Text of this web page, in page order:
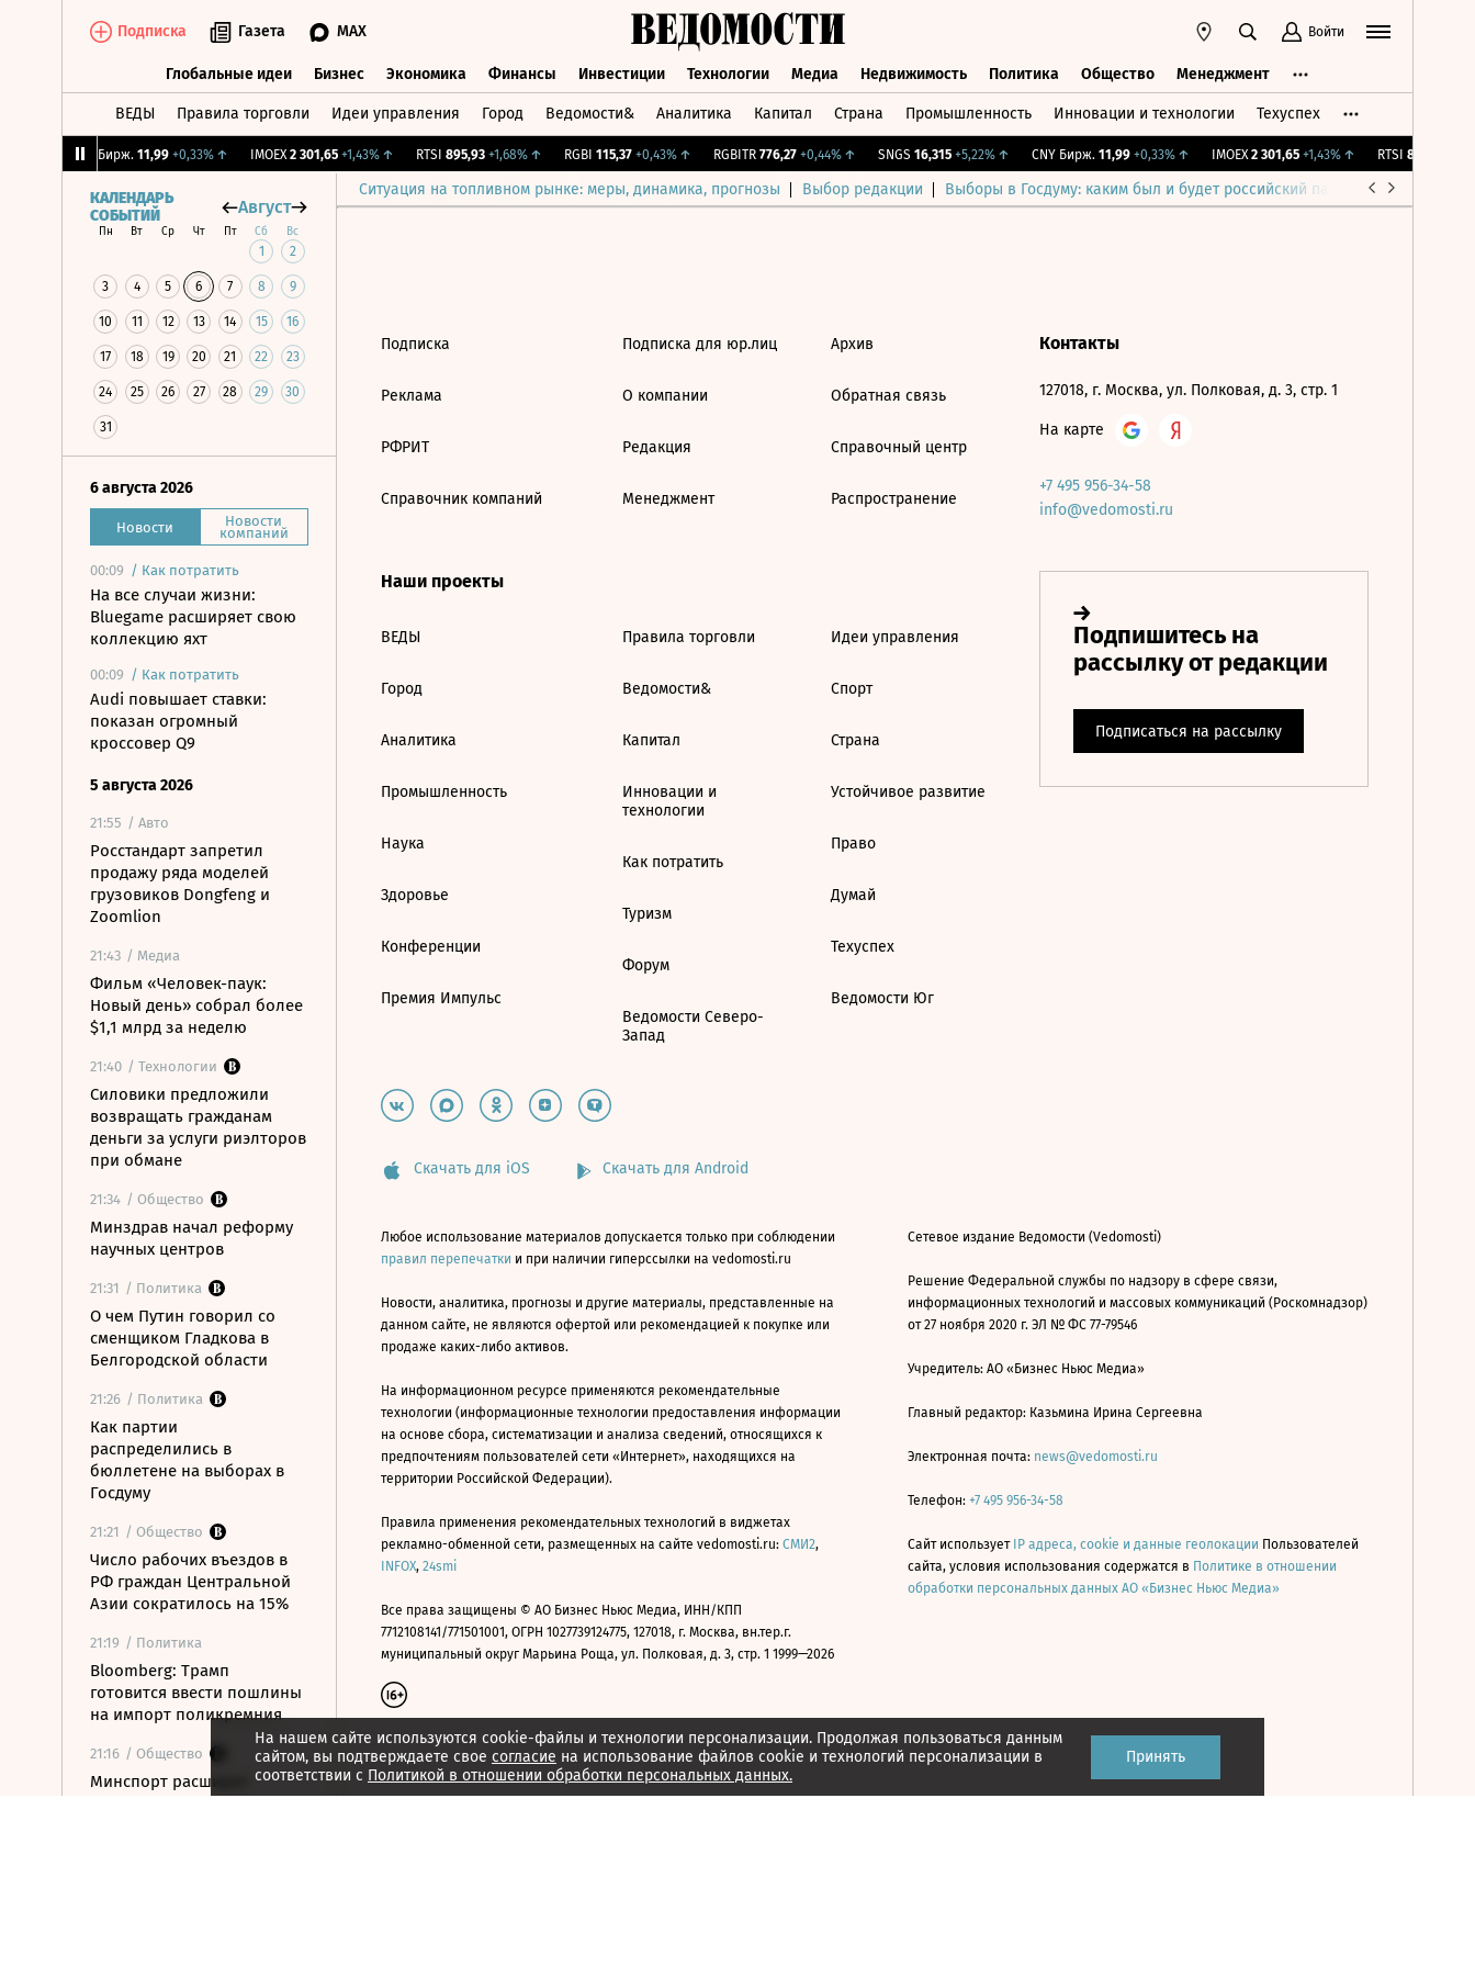
Подписка Газета MAX Войти
Глобальные идеи Бизнес Экономика Финансы Инвестиции Технологии Медиа Недвижимость Политика Общество Менеджмент
ВЕДЫ Правила торговли Идеи управления Город Ведомости& Аналитика Капитал Страна Промышленность Инновации и технологии Техуспех
CNY Бирж. 11,99 +0,33%↑ IMOEX 2 301,65 +1,43%↑ RTSI 895,93 +1,68%↑ RGBI 115,37 +0,43%↑ RGBITR 776,27 +0,44%↑ SNGS 16,315 +5,22%↑ CNY Бирж. 11,99 +0,33%↑ IMOEX 2 301,65 +1,43%↑ RTSI 895,93
Ситуация на топливном рынке: меры, динамика, прогнозы Выбор редакции Выборы в Госдуму: каким был и будет российский парламент
КАЛЕНДАРЬ
СОБЫТИЙ
Август
Пн Вт Ср Чт Пт Сб Вс
1 2
3 4 5 6 7 8 9
10 11 12 13 14 15 16
17 18 19 20 21 22 23
24 25 26 27 28 29 30
31
6 августа 2026
Новости Новости
компаний
00:09 / Как потратить
На все случаи жизни:
Bluegame расширяет свою
коллекцию яхт
00:09 / Как потратить
Audi повышает ставки:
показан огромный
кроссовер Q9
5 августа 2026
21:55 / Авто
Росстандарт запретил
продажу ряда моделей
грузовиков Dongfeng и
Zoomlion
21:43 / Медиа
Фильм «Человек-паук:
Новый день» собрал более
$1,1 млрд за неделю
21:40 / Технологии
Силовики предложили
возвращать гражданам
деньги за услуги риэлторов
при обмане
21:34 / Общество
Минздрав начал реформу
научных центров
21:31 / Политика
О чем Путин говорил со
сменщиком Гладкова в
Белгородской области
21:26 / Политика
Как партии
распределились в
бюллетене на выборах в
Госдуму
21:21 / Общество
Число рабочих въездов в
РФ граждан Центральной
Азии сократилось на 15%
21:19 / Политика
Bloomberg: Трамп
готовится ввести пошлины
на импорт поликремния
21:16 / Общество
Минспорт расширит
На нашем сайте используются cookie-файлы и технологии персонализации. Продолжая пользоваться данным
сайтом, вы подтверждаете свое согласие на использование файлов cookie и технологий персонализации в
соответствии с Политикой в отношении обработки персональных данных.
Принять
Подписка
Реклама
РФРИТ
Справочник компаний
Подписка для юр.лиц
О компании
Редакция
Менеджмент
Архив
Обратная связь
Справочный центр
Распространение
Наши проекты
ВЕДЫ
Город
Аналитика
Промышленность
Наука
Здоровье
Конференции
Премия Импульс
Правила торговли
Ведомости&
Капитал
Инновации и
технологии
Как потратить
Туризм
Форум
Ведомости Северо-
Запад
Идеи управления
Спорт
Страна
Устойчивое развитие
Право
Думай
Техуспех
Ведомости Юг
Контакты
127018, г. Москва, ул. Полковая, д. 3, стр. 1
На карте
+7 495 956-34-58
info@vedomosti.ru
Скачать для iOS Скачать для Android
Любое использование материалов допускается только при соблюдении
правил перепечатки и при наличии гиперссылки на vedomosti.ru
Новости, аналитика, прогнозы и другие материалы, представленные на
данном сайте, не являются офертой или рекомендацией к покупке или
продаже каких-либо активов.
На информационном ресурсе применяются рекомендательные
технологии (информационные технологии предоставления информации
на основе сбора, систематизации и анализа сведений, относящихся к
предпочтениям пользователей сети «Интернет», находящихся на
территории Российской Федерации).
Правила применения рекомендательных технологий в виджетах
рекламно-обменной сети, размещенных на сайте vedomosti.ru: СМИ2,
INFOX, 24smi
Все права защищены © АО Бизнес Ньюс Медиа, ИНН/КПП
7712108141/771501001, ОГРН 1027739124775, 127018, г. Москва, вн.тер.г.
муниципальный округ Марьина Роща, ул. Полковая, д. 3, стр. 1 1999—2026
Сетевое издание Ведомости (Vedomosti)
Решение Федеральной службы по надзору в сфере связи,
информационных технологий и массовых коммуникаций (Роскомнадзор)
от 27 ноября 2020 г. ЭЛ № ФС 77-79546
Учредитель: АО «Бизнес Ньюс Медиа»
Главный редактор: Казьмина Ирина Сергеевна
Электронная почта: news@vedomosti.ru
Телефон: +7 495 956-34-58
Сайт использует IP адреса, cookie и данные геолокации Пользователей
сайта, условия использования содержатся в Политике в отношении
обработки персональных данных АО «Бизнес Ньюс Медиа»